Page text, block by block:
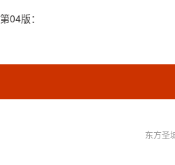
第04版：
东方圣